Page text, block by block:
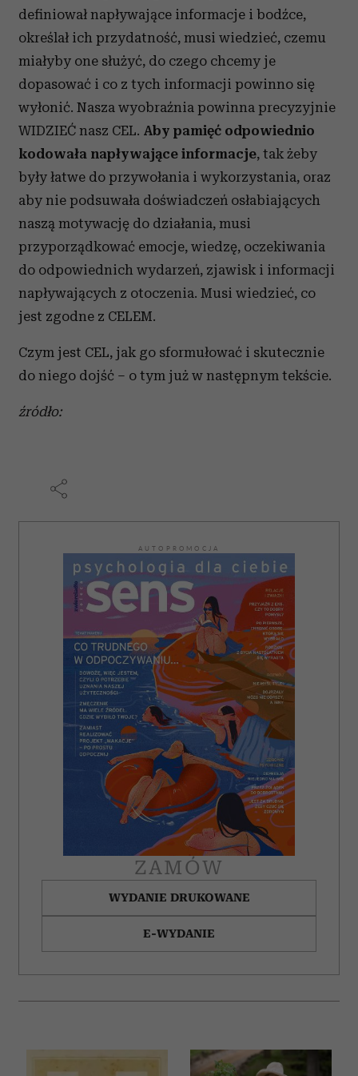
definiował napływające informacje i bodźce,
określał ich przydatność, musi wiedzieć, czemu
miałyby one służyć, do czego chcemy je
dopasować i co z tych informacji powinno się
wyłonić. Nasza wyobraźnia powinna precyzyjnie
WIDZIEĆ nasz CEL. Aby pamięć odpowiednio
kodowała napływające informacje, tak żeby
były łatwe do przywołania i wykorzystania, oraz
aby nie podsuwała doświadczeń osłabiających
naszą motywację do działania, musi
przyporządkować emocje, wiedzę, oczekiwania
do odpowiednich wydarzeń, zjawisk i informacji
napływających z otoczenia. Musi wiedzieć, co
jest zgodne z CELEM.
Czym jest CEL, jak go sformułować i skutecznie
do niego dojść – o tym już w następnym tekście.
źródło:
AUTOPROMOCJA
ZAMÓW
WYDANIE DRUKOWANE
E-WYDANIE